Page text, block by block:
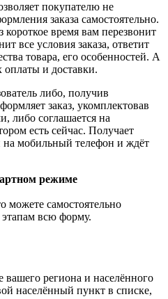
покупателю не
заказа самостоятельно.
время вам перезвонит
все условия заказа, ответит
товара, его особенностей. А
оплаты и доставки.
либо, получив
заказ, укомплектовав
либо соглашается на
есть сейчас. Получает
мобильный телефон и ждёт
режиме
можете самостоятельно
этапам всю форму.
вашего региона и населённого
населённый пункт в списке,